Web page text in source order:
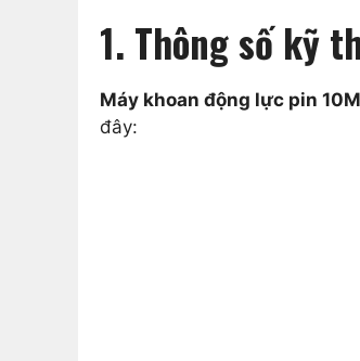
1. Thông số kỹ
Máy khoan động lực pin
đây: